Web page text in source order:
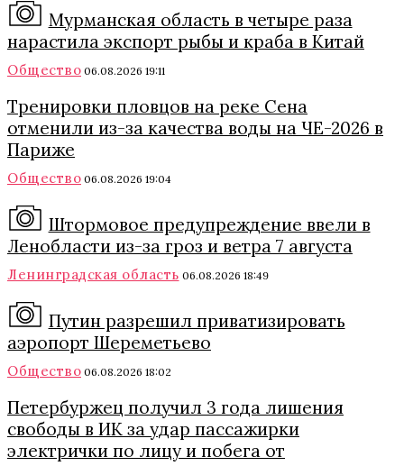
Мурманская область в четыре раза
нарастила экспорт рыбы и краба в Китай
Общество 06.08.2026 19:11
Тренировки пловцов на реке Сена
отменили из-за качества воды на ЧЕ-2026 в
Париже
Общество 06.08.2026 19:04
Штормовое предупреждение ввели в
Ленобласти из-за гроз и ветра 7 августа
Ленинградская область 06.08.2026 18:49
Путин разрешил приватизировать
аэропорт Шереметьево
Общество 06.08.2026 18:02
Петербуржец получил 3 года лишения
свободы в ИК за удар пассажирки
электрички по лицу и побега от